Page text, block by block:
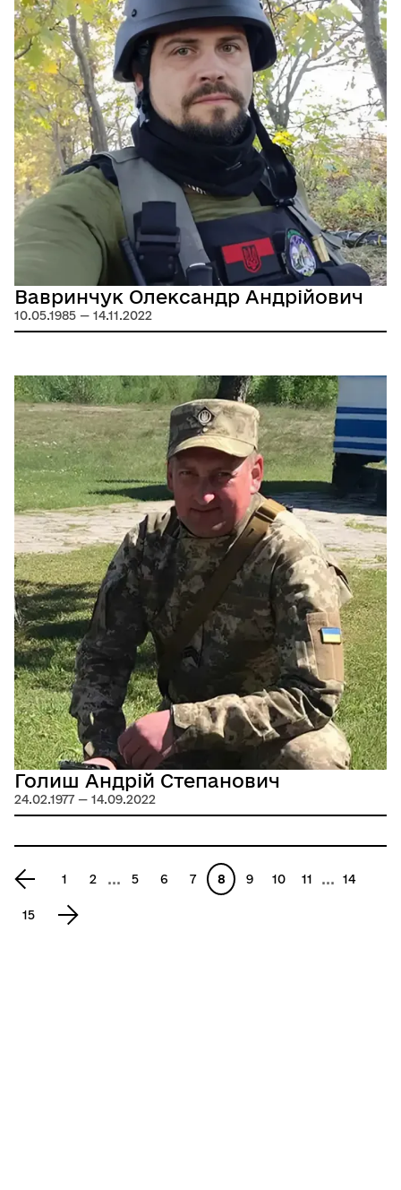
Вавринчук Олександр Андрійович
10.05.1985 — 14.11.2022
Голиш Андрій Степанович
24.02.1977 — 14.09.2022
1 2 ... 5 6 7 8 9 10 11 ... 14
15